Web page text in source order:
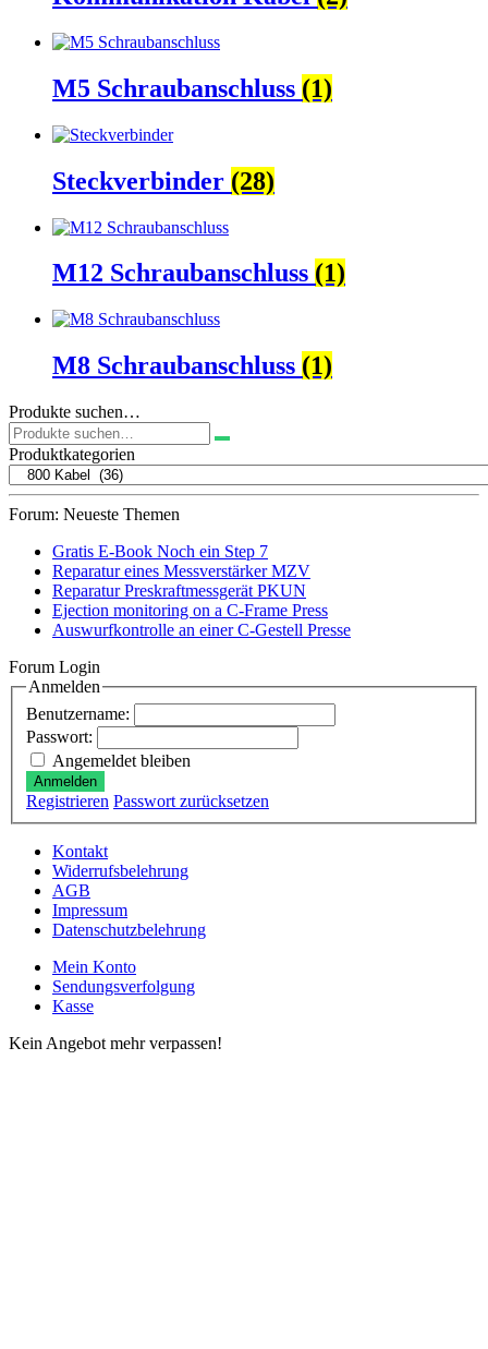
M5 Schraubanschluss (1)
Steckverbinder (28)
M12 Schraubanschluss (1)
M8 Schraubanschluss (1)
Produkte suchen…
Suchen
nach:
Produktkategorien
Forum: Neueste Themen
Gratis E-Book Noch ein Step 7
Reparatur eines Messverstärker MZV
Reparatur Preskraftmessgerät PKUN
Ejection monitoring on a C-Frame Press
Auswurfkontrolle an einer C-Gestell Presse
Forum Login
Anmelden
Benutzername:
Passwort:
Angemeldet bleiben
Anmelden
Registrieren Passwort zurücksetzen
Kontakt
Widerrufsbelehrung
AGB
Impressum
Datenschutzbelehrung
Mein Konto
Sendungsverfolgung
Kasse
Kein Angebot mehr verpassen!